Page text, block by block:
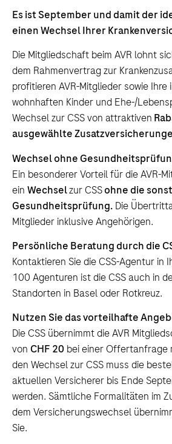
Es ist September und damit der
einen Wechsel Ihrer
Die Mitgliedschaft beim AVR lohnt
dem Rahmenvertrag zur
profitieren AVR-Mitglieder sowie
wohnhaften Kinder und Ehe-/
Wechsel zur CSS von attraktiven
ausgewählte
Wechsel ohne
Ein besonderer Vorteil für die AVR-
ein Wechselzur CSSohne die
Gesundheitsprüfung. Die
Mitglieder inklusive Angehörigen.
Persönliche Beratung durch die
Kontaktieren Sie die CSS-Agentur in
100 Agenturen ist die CSS auch in
Standorten in Basel oder Rotkreuz.
Nutzen Sie das vorteilhafte
Die CSS übernimmt die AVR
von CHF 20 bei einer Offertanfrage
den Wechsel zur CSS muss die
aktuellen Versicherer bis Ende
werden. Sämtliche Formalitäten im
dem Versicherungswechsel
Sie.